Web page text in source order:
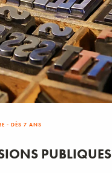
- DÈS 7 ANS
PUBLIQUES